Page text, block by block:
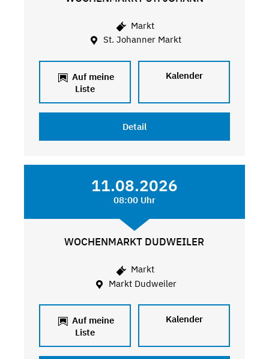
Markt
St. Johanner Markt
Auf meine
Liste
Kalender
Detail
11.08.2026
08:00 Uhr
WOCHENMARKT DUDWEILER
Markt
Markt Dudweiler
Auf meine
Liste
Kalender